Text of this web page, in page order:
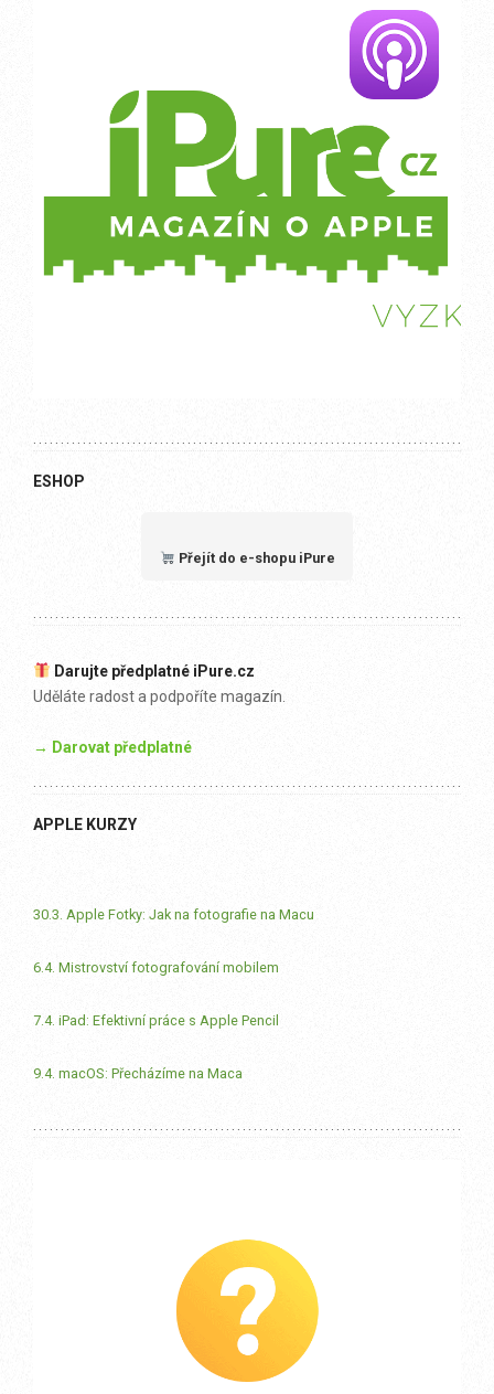
ESHOP
Přejít do e-shopu iPure
Darujte předplatné iPure.cz
Uděláte radost a podpoříte magazín.
→ Darovat předplatné
APPLE KURZY
30.3. Apple Fotky: Jak na fotografie na Macu
6.4. Mistrovství fotografování mobilem
7.4. iPad: Efektivní práce s Apple Pencil
9.4. macOS: Přecházíme na Maca